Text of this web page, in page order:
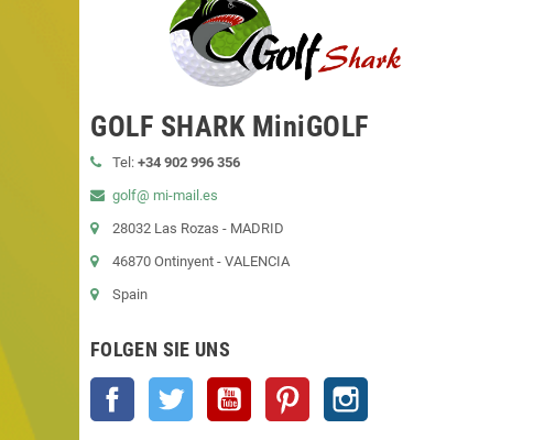
GOLF SHARK MiniGOLF
Tel: +34 902 996 356
golf@ mi-mail.es
28032 Las Rozas - MADRID
46870 Ontinyent - VALENCIA
Spain
FOLGEN SIE UNS
Facebook Twitter YouTube Pinterest